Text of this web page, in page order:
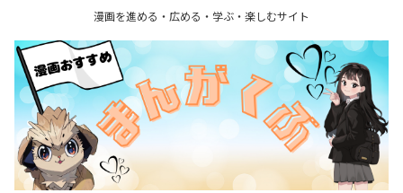
漫画を進める・広める・学ぶ・楽しむサイト